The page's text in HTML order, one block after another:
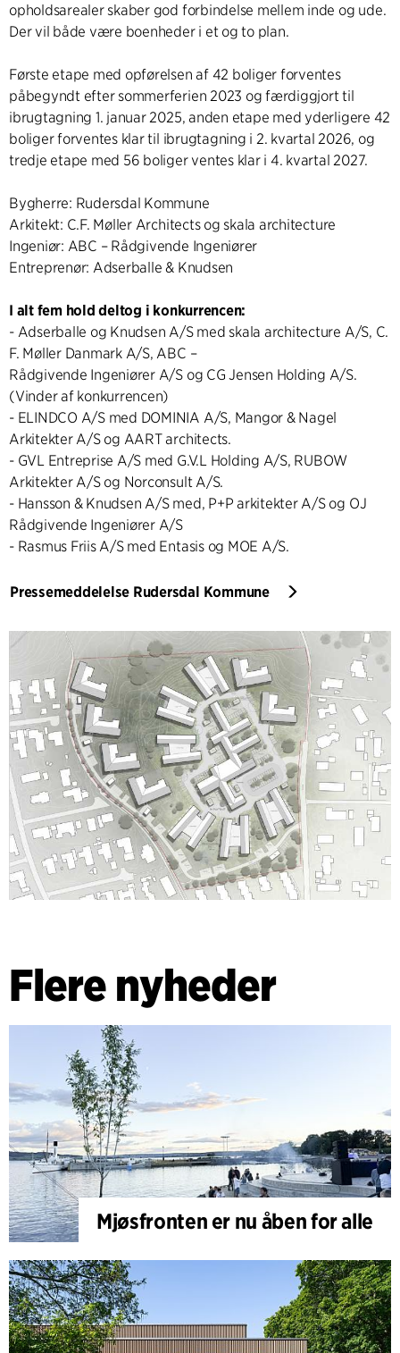
opholdsarealer skaber god forbindelse mellem inde og ude.
Der vil både være boenheder i et og to plan.
Første etape med opførelsen af 42 boliger forventes
påbegyndt efter sommerferien 2023 og færdiggjort til
ibrugtagning 1. januar 2025, anden etape med yderligere 42
boliger forventes klar til ibrugtagning i 2. kvartal 2026, og
tredje etape med 56 boliger ventes klar i 4. kvartal 2027.
Bygherre: Rudersdal Kommune
Arkitekt: C.F. Møller Architects og skala architecture
Ingeniør: ABC – Rådgivende Ingeniører
Entreprenør: Adserballe & Knudsen
I alt fem hold deltog i konkurrencen:
- Adserballe og Knudsen A/S med skala architecture A/S, C.
F. Møller Danmark A/S, ABC –
Rådgivende Ingeniører A/S og CG Jensen Holding A/S.
(Vinder af konkurrencen)
- ELINDCO A/S med DOMINIA A/S, Mangor & Nagel
Arkitekter A/S og AART architects.
- GVL Entreprise A/S med G.V.L Holding A/S, RUBOW
Arkitekter A/S og Norconsult A/S.
- Hansson & Knudsen A/S med, P+P arkitekter A/S og OJ
Rådgivende Ingeniører A/S
- Rasmus Friis A/S med Entasis og MOE A/S.
Pressemeddelelse Rudersdal Kommune
Flere nyheder
Mjøsfronten er nu åben for alle